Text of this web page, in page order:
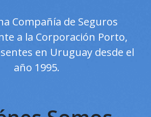
Compañía de Seguros
a la Corporación Porto,
en Uruguay desde el
año 1995.